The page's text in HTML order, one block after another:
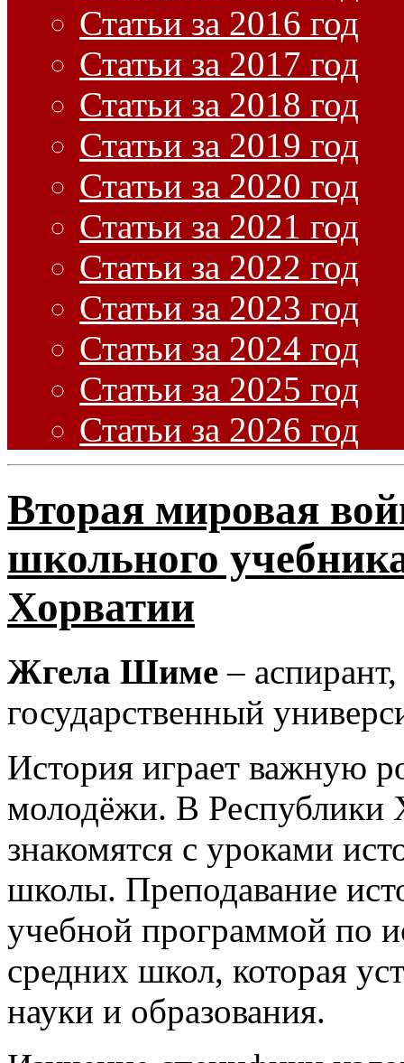
Статьи за 2016 год
Статьи за 2017 год
Статьи за 2018 год
Статьи за 2019 год
Статьи за 2020 год
Статьи за 2021 год
Статьи за 2022 год
Статьи за 2023 год
Статьи за 2024 год
Статьи за 2025 год
Статьи за 2026 год
Вторая мировая
школьного
Хорватии
Жгела Шиме –
государственный
История играет важную
молодёжи. В Республики
знакомятся с уроками
школы. Преподавание
учебной программой по
средних школ, которая
науки и образования.